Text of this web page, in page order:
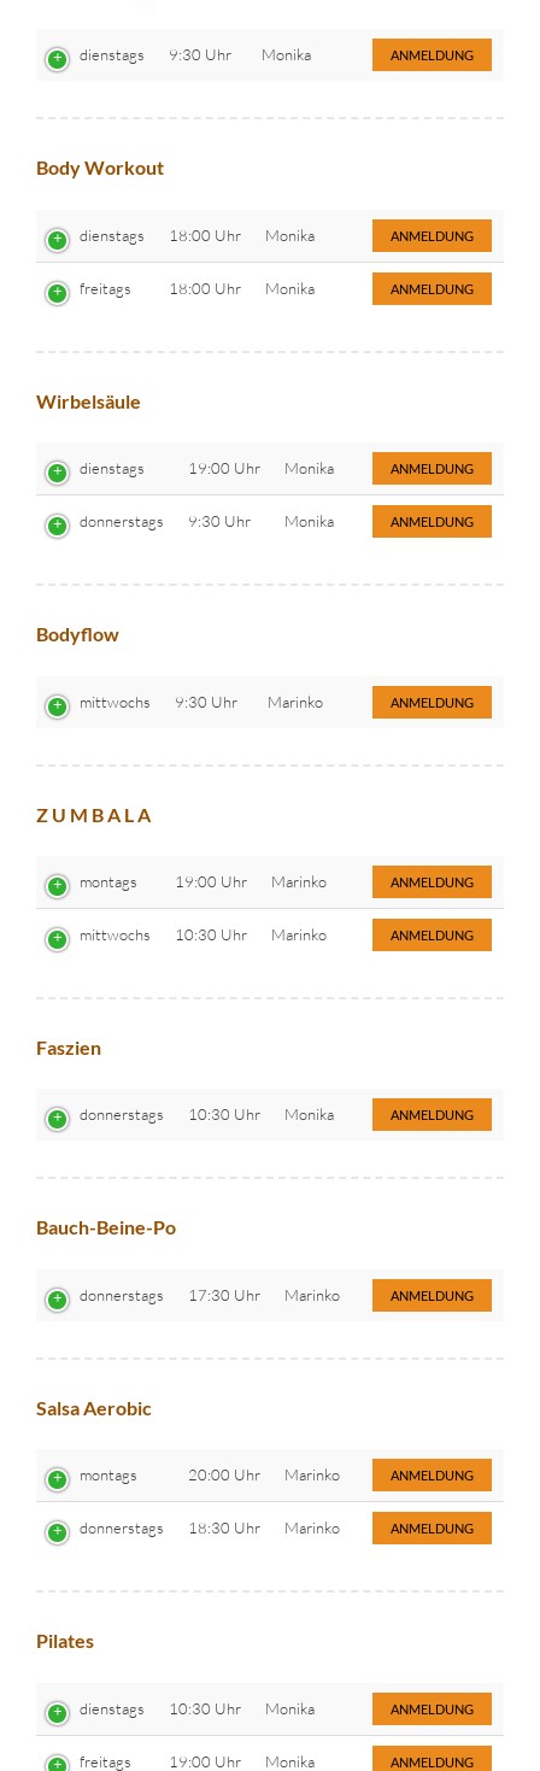
dienstags 9:30 Uhr Monika ANMELDUNG
Body Workout
dienstags 18:00 Uhr Monika ANMELDUNG
freitags 18:00 Uhr Monika ANMELDUNG
Wirbelsäule
dienstags 19:00 Uhr Monika ANMELDUNG
donnerstags 9:30 Uhr Monika ANMELDUNG
Bodyflow
mittwochs 9:30 Uhr Marinko ANMELDUNG
Z U M B A L A
montags 19:00 Uhr Marinko ANMELDUNG
mittwochs 10:30 Uhr Marinko ANMELDUNG
Faszien
donnerstags 10:30 Uhr Monika ANMELDUNG
Bauch-Beine-Po
donnerstags 17:30 Uhr Marinko ANMELDUNG
Salsa Aerobic
montags 20:00 Uhr Marinko ANMELDUNG
donnerstags 18:30 Uhr Marinko ANMELDUNG
Pilates
dienstags 10:30 Uhr Monika ANMELDUNG
freitags 19:00 Uhr Monika ANMELDUNG